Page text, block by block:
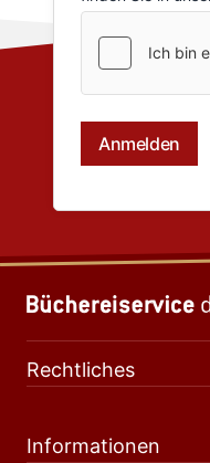
Rechtliches
Informationen